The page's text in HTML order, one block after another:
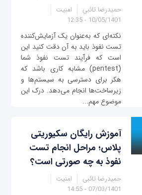
حمیدرضا تائبی
امنیت
10/05/1401 - 12:35
نکته‌ای که به‌عنوان یک آزمایش‌کننده
تست نفوذ باید به آن دقت کنید این
است که فرآیند تست نفوذ شما
(pentest) مشابه کاری باشد که
هکر برای دسترسی به سیستم‌ها و
زیرساخت‌ها انجام می‌دهد. درک این
موضوع مهم...
آموزش رایگان سکیوریتی
پلاس؛ مراحل انجام تست
نفوذ به چه صورتی است؟
حمیدرضا تائبی
امنیت
07/03/1401 - 14:55